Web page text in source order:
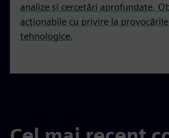
analize și cercetări aprofundate.
acționabile cu privire la
tehnologice.